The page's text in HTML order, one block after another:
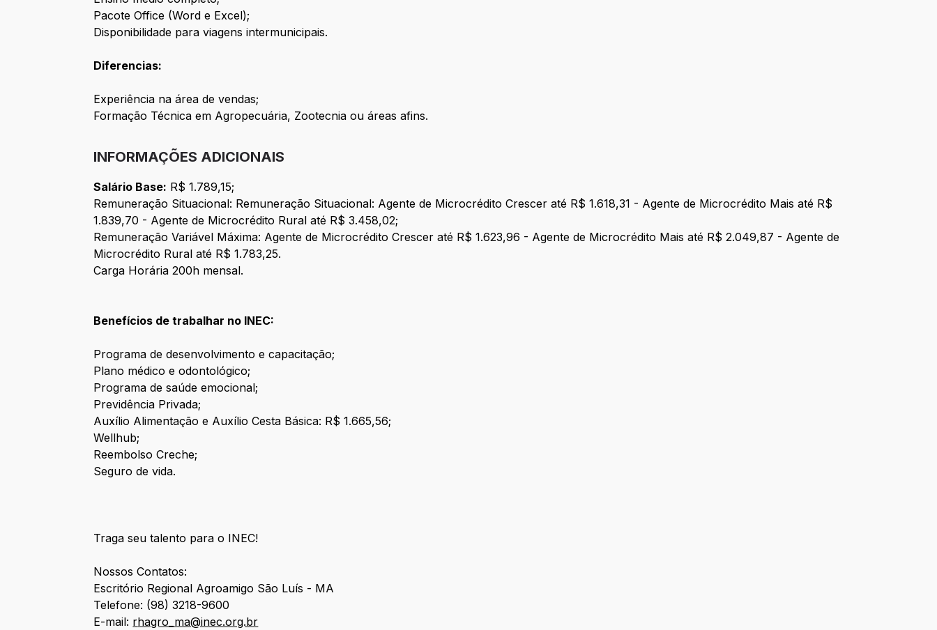
Pacote Office (Word e Excel);
Disponibilidade para viagens intermunicipais.
Diferencias:
Experiência na área de vendas;
Formação Técnica em Agropecuária, Zootecnia ou áreas afins.
INFORMAÇÕES ADICIONAIS
Salário Base: R$ 1.789,15;
Remuneração Situacional: Remuneração Situacional: Agente de Microcrédito Crescer até R$ 1.618,31 - Agente de Microcrédito Mais até R$
1.839,70 - Agente de Microcrédito Rural até R$ 3.458,02;
Remuneração Variável Máxima: Agente de Microcrédito Crescer até R$ 1.623,96 - Agente de Microcrédito Mais até R$ 2.049,87 - Agente de
Microcrédito Rural até R$ 1.783,25.
Carga Horária 200h mensal.
Benefícios de trabalhar no INEC:
Programa de desenvolvimento e capacitação;
Plano médico e odontológico;
Programa de saúde emocional;
Previdência Privada;
Auxílio Alimentação e Auxílio Cesta Básica: R$ 1.665,56;
Wellhub;
Reembolso Creche;
Seguro de vida.
Traga seu talento para o INEC!
Nossos Contatos:
Escritório Regional Agroamigo São Luís - MA
Telefone: (98) 3218-9600
E-mail: rhagro_ma@inec.org.br